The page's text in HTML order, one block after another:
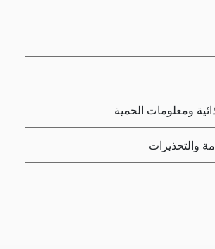
ومعلومات الحمية
والتحذيرات